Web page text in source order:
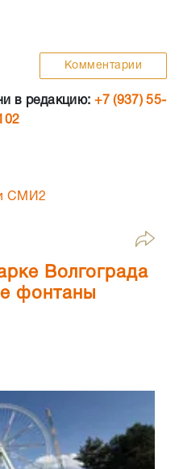
Комментарии
в редакцию: +7 (937) 55-
СМИ2
Волгограда
фонтаны